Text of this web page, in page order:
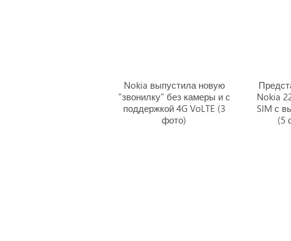
Nokia выпустила новую
"звонилку" без камеры и с
поддержкой 4G VoLTE (3
фото)
Nokia
SIM с
(5